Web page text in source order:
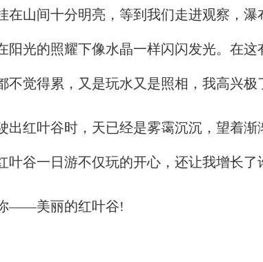
在山间十分明亮，等到我们走进观察，
阳光的照耀下像水晶一样闪闪发光。在
不觉得累，又是玩水又是照相，我高兴极
出红叶谷时，天已经是雾霭沉沉，望着
叶谷一日游不仅玩的开心，还让我增长了
——美丽的红叶谷!